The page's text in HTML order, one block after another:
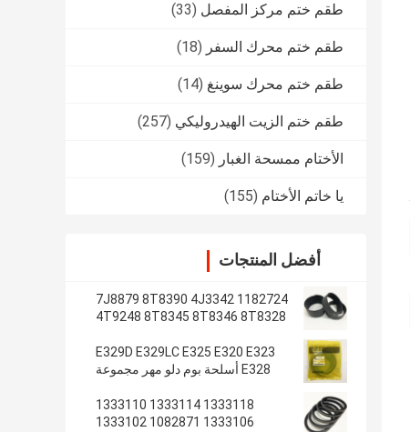
طقم ختم مركز المفصل (33)
طقم ختم محرك السفر (18)
طقم ختم محرك سوينغ (14)
طقم ختم الزيت الهيدروليكي (257)
الأختام ممسحة الغبار (159)
يا خاتم الأختام (155)
أفضل المنتجات
1182724 7J8879 8T8390 4J3342
4T9248 8T8345 8T8346 8T8328
E329D E329LC E325 E320 E323
E328 أسلحة بوم دلو مهر مجموعة
1333118 1333114 1333110
1333106 1082871 1333102